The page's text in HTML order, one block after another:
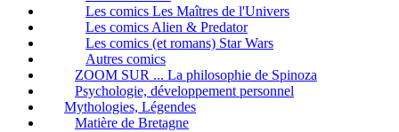
Les comics Les Maîtres de l'Univers
Les comics Alien & Predator
Les comics (et romans) Star Wars
Autres comics
ZOOM SUR ... La philosophie de Spinoza
Psychologie, développement personnel
Mythologies, Légendes
Matière de Bretagne